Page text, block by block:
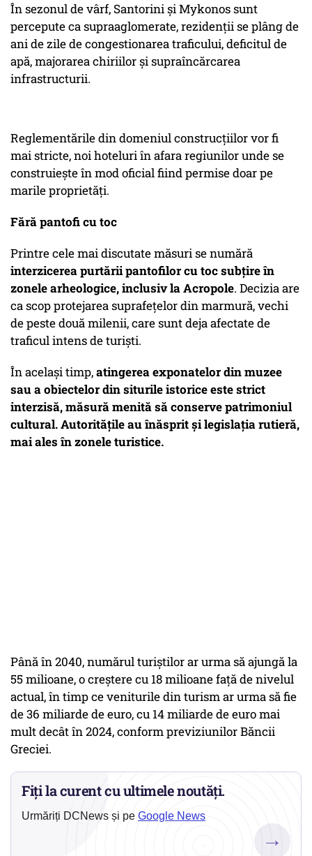
În sezonul de vârf, Santorini şi Mykonos sunt
percepute ca supraaglomerate, rezidenţii se plâng de
ani de zile de congestionarea traficului, deficitul de
apă, majorarea chiriilor şi supraîncărcarea
infrastructurii.
Reglementările din domeniul construcţiilor vor fi
mai stricte, noi hoteluri în afara regiunilor unde se
construieşte în mod oficial fiind permise doar pe
marile proprietăţi.
Fără pantofi cu toc
Printre cele mai discutate măsuri se numără
interzicerea purtării pantofilor cu toc subţire în
zonele arheologice, inclusiv la Acropole. Decizia are
ca scop protejarea suprafeţelor din marmură, vechi
de peste două milenii, care sunt deja afectate de
traficul intens de turişti.
În acelaşi timp,atingerea exponatelor din muzee
sau a obiectelor din siturile istorice este strict
interzisă, măsură menită să conserve patrimoniul
cultural. Autorităţile au înăsprit şi legislaţia rutieră,
mai ales în zonele turistice.
Până în 2040, numărul turiştilor ar urma să ajungă la
55 milioane, o creştere cu 18 milioane faţă de nivelul
actual, în timp ce veniturile din turism ar urma să fie
de 36 miliarde de euro, cu 14 miliarde de euro mai
mult decât în 2024, conform previziunilor Băncii
Greciei.
Fiți la curent cu ultimele noutăți.
Urmăriți DCNews și pe Google News
→